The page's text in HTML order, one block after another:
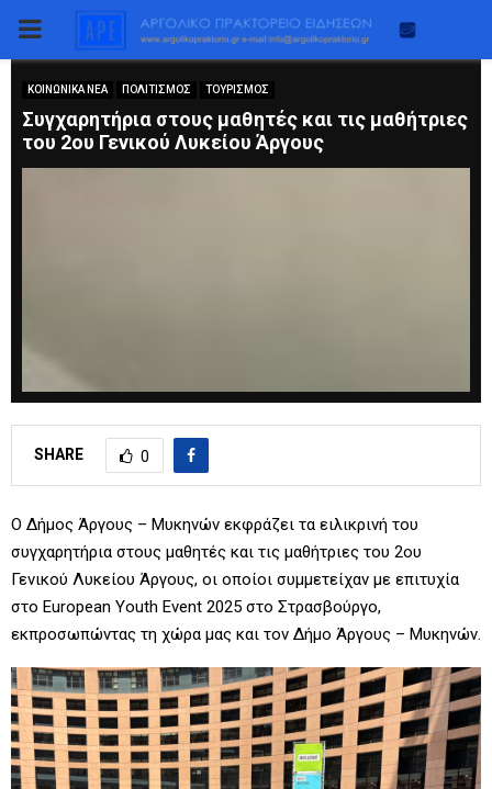
PRIMARY
MENU
ΚΟΙΝΩΝΙΚΑ ΝΕΑ ΠΟΛΙΤΙΣΜΟΣ ΤΟΥΡΙΣΜΟΣ
Συγχαρητήρια στους μαθητές και τις μαθήτριες
του 2ου Γενικού Λυκείου Άργους
SHARE 0
Ο Δήμος Άργους – Μυκηνών εκφράζει τα ειλικρινή του
συγχαρητήρια στους μαθητές και τις μαθήτριες του 2ου
Γενικού Λυκείου Άργους, οι οποίοι συμμετείχαν με επιτυχία
στο European Youth Event 2025 στο Στρασβούργο,
εκπροσωπώντας τη χώρα μας και τον Δήμο Άργους – Μυκηνών.